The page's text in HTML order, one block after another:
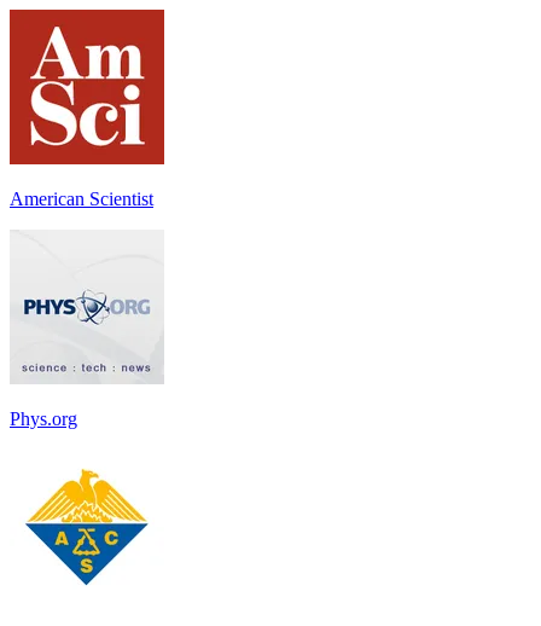
American Scientist
Phys.org